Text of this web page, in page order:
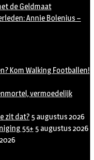
de Geldmaat
Annie Bolenius –
Kom Walking Footballen!
vermoedelijk
zit dat? 5 augustus 2026
55+ 5 augustus 2026